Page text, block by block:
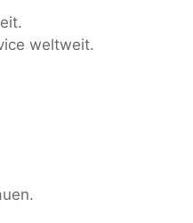
weltweit.